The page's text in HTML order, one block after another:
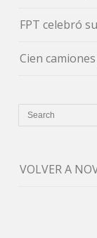
FPT celebró
Cien
VOLVER A